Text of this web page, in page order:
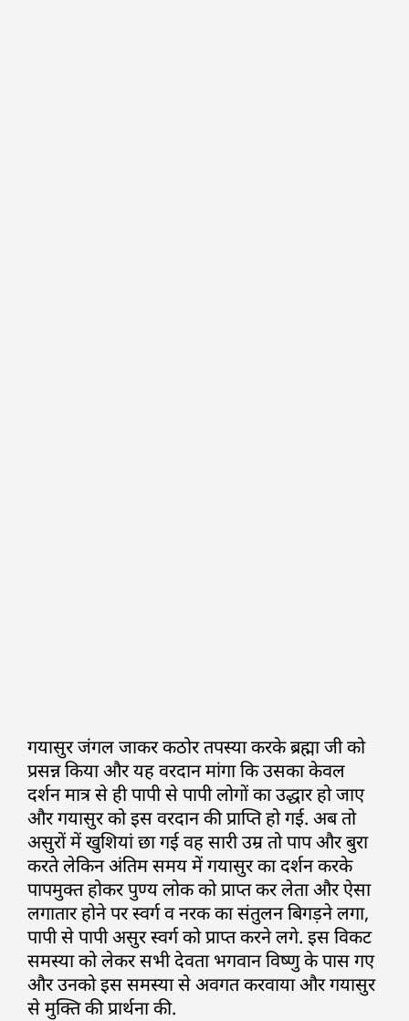
गयासुर जंगल जाकर कठोर तपस्या करके ब्रह्मा जी को
प्रसन्न किया और यह वरदान मांगा कि उसका केवल
दर्शन मात्र से ही पापी से पापी लोगों का उद्धार हो जाए
और गयासुर को इस वरदान की प्राप्ति हो गई. अब तो
असुरों में खुशियां छा गई वह सारी उम्र तो पाप और बुरा
करते लेकिन अंतिम समय में गयासुर का दर्शन करके
पापमुक्त होकर पुण्य लोक को प्राप्त कर लेता और ऐसा
लगातार होने पर स्वर्ग व नरक का संतुलन बिगड़ने लगा,
पापी से पापी असुर स्वर्ग को प्राप्त करने लगे. इस विकट
समस्या को लेकर सभी देवता भगवान विष्णु के पास गए
और उनको इस समस्या से अवगत करवाया और गयासुर
से मुक्ति की प्रार्थना की.